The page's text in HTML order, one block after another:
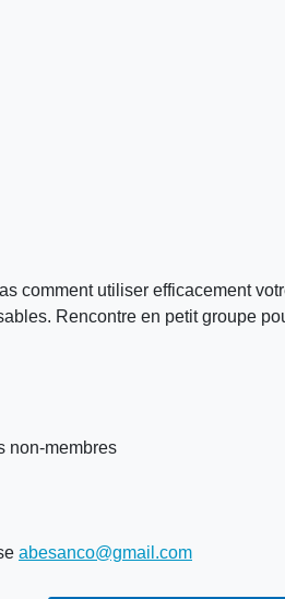
comment utiliser efficacement
Rencontre en petit groupe
non-membres
abesanco@gmail.com